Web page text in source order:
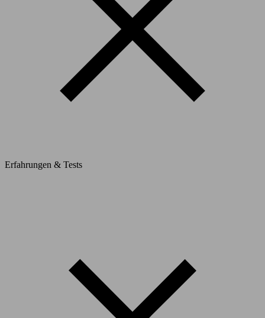
Erfahrungen & Tests